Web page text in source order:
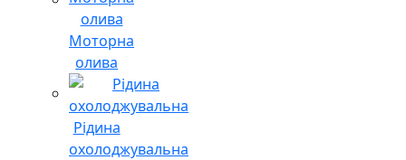
Моторна
олива
Рідина
охолоджувальна